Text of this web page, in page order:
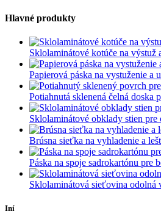
Hlavné produkty
Sklolaminátové kotúče na výstuž
Papierová páska na vystuženie a
Potiahnutá sklenená čelná doska
Sklolaminátové obklady stien pre
Brúsna sieťka na vyhladenie a
Páska na spoje sadrokartónu pre
Sklolaminátová sieťovina odolná
Iní